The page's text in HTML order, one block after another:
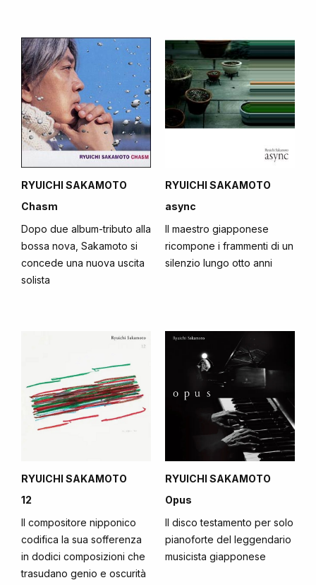
RYUICHI SAKAMOTO
Chasm
Dopo due album-tributo alla
bossa nova, Sakamoto si
concede una nuova uscita
solista
RYUICHI SAKAMOTO
async
Il maestro giapponese
ricompone i frammenti di un
silenzio lungo otto anni
RYUICHI SAKAMOTO
12
Il compositore nipponico
codifica la sua sofferenza
in dodici composizioni che
trasudano genio e oscurità
RYUICHI SAKAMOTO
Opus
Il disco testamento per solo
pianoforte del leggendario
musicista giapponese